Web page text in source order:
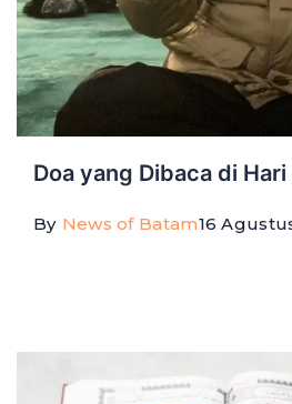
Doa yang Dibaca di
By News of Batam16